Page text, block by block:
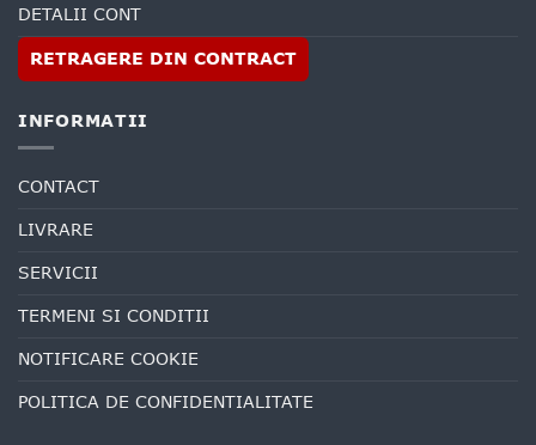
DETALII CONT
RETRAGERE DIN CONTRACT
INFORMATII
CONTACT
LIVRARE
SERVICII
TERMENI SI CONDITII
NOTIFICARE COOKIE
POLITICA DE CONFIDENTIALITATE